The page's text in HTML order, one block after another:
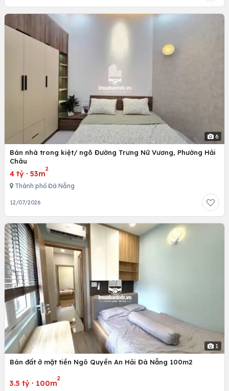
6
Bán nhà trong kiệt/ ngõ Đường Trưng Nữ Vương, Phường Hải
Châu
4 tỷ · 53m
2
Thành phố Đà Nẵng
12/07/2026
1
Bán đất ở mặt tiền Ngô Quyền An Hải Đà Nẵng 100m2
3.5 tỷ · 100m
2